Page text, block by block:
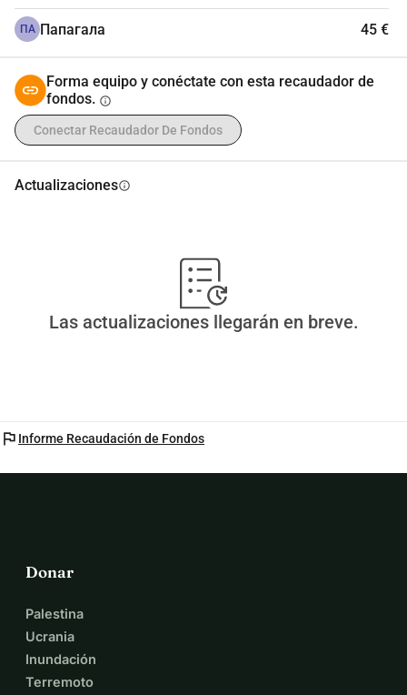
ПА Папагала 45 €
Forma equipo y conéctate con esta recaudador de
fondos. info
Conectar Recaudador De Fondos
Actualizacionesinfo
Las actualizaciones llegarán en breve.
flag Informe Recaudación de Fondos
Donar
Palestina
Ucrania
Inundación
Terremoto